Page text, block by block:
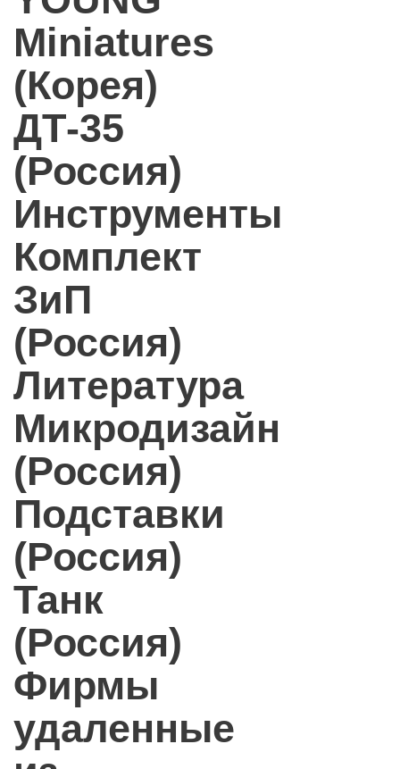
Miniatures
(Корея)
ДТ-35
(Россия)
Инструменты
Комплект
ЗиП
(Россия)
Литература
Микродизайн
(Россия)
Подставки
(Россия)
Танк
(Россия)
Фирмы
удаленные